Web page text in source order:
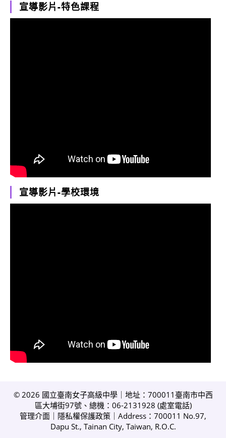
宣導影片-特色課程
宣導影片-學校環境
© 2026 國立臺南女子高級中學｜地址：700011臺南市中西
區大埔街97號、總機：06-2131928 (處室電話)
管理介面
隱私權保護政策 ｜Address：700011 No.97,
Dapu St., Tainan City, Taiwan, R.O.C.